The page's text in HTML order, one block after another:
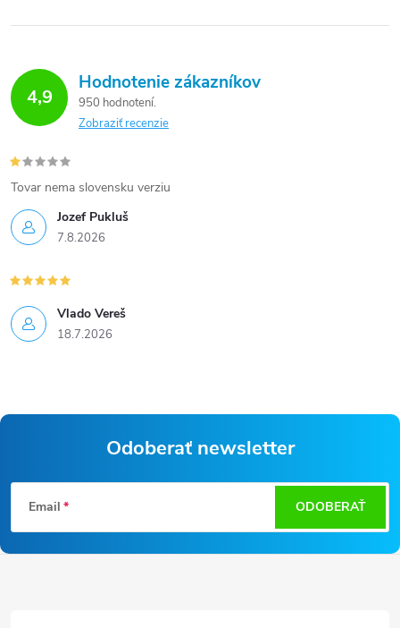
4,9
Hodnotenie zákazníkov
950 hodnotení
Zobraziť recenzie
Jozef Pukluš
7.8.2026
Tovar nema slovensku verziu
Vlado Vereš
18.7.2026
Z
á
p
Odoberať newsletter
Email ODOBERAŤ